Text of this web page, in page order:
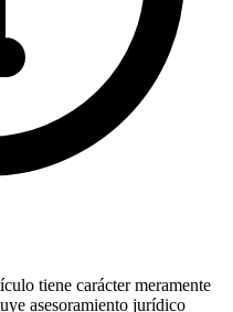
tiene carácter meramente
asesoramiento jurídico